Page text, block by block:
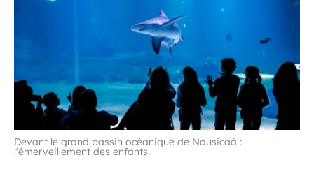
Devant le grand bassin océanique de Nausicaá :
l'émerveillement des enfants.